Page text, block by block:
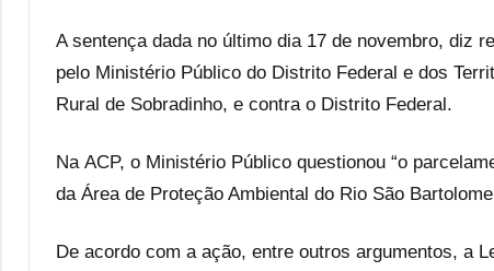
A sentença dada no último dia 17 de novembro, diz
pelo Ministério Público do Distrito Federal e dos
Rural de Sobradinho, e contra o Distrito Federal.
Na ACP, o Ministério Público questionou “o
da Área de Proteção Ambiental do Rio São
De acordo com a ação, entre outros argumentos, a